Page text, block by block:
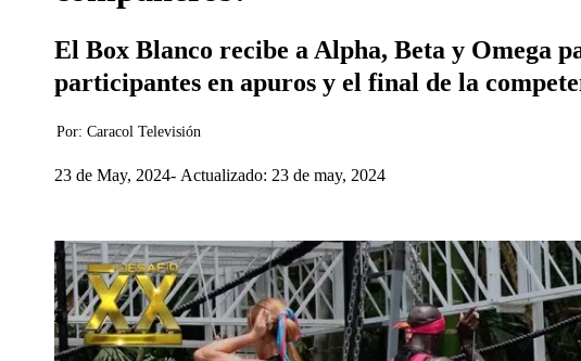
El Box Blanco recibe a Alpha, Beta y Omega
participantes en apuros y el final de la
Por: Caracol Televisión
23 de May, 2024 Actualizado: 23 de may, 2024